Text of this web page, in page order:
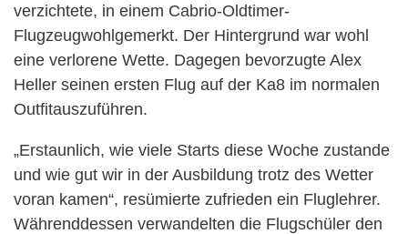
verzichtete, in einem Cabrio-Oldtimer-
Flugzeugwohlgemerkt. Der Hintergrund war wohl
eine verlorene Wette. Dagegen bevorzugte Alex
Heller seinen ersten Flug auf der Ka8 im normalen
Outfitauszuführen.
„Erstaunlich, wie viele Starts diese Woche zustande
und wie gut wir in der Ausbildung trotz des Wetter
voran kamen“, resümierte zufrieden ein Fluglehrer.
Währenddessen verwandelten die Flugschüler den